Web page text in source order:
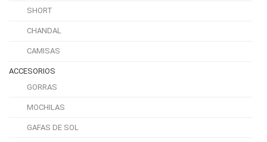
SHORT
CHANDAL
CAMISAS
ACCESORIOS
GORRAS
MOCHILAS
GAFAS DE SOL